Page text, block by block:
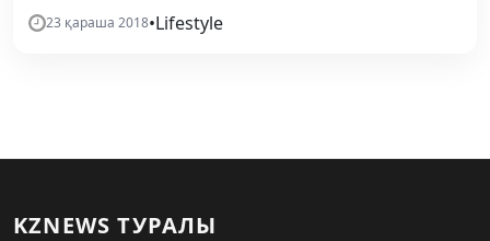
23 қараша 2018•Lifestyle
KZNEWS ТУРАЛЫ